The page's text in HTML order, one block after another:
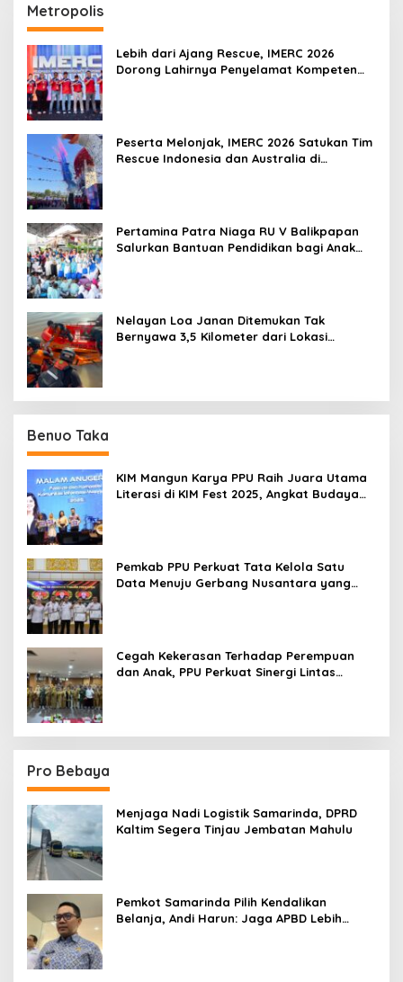
Metropolis
Lebih dari Ajang Rescue, IMERC 2026
Dorong Lahirnya Penyelamat Kompeten
Peserta Melonjak, IMERC 2026 Satukan Tim
Rescue Indonesia dan Australia di
Pertamina Patra Niaga RU V Balikpapan
Salurkan Bantuan Pendidikan bagi Anak
Nelayan Loa Janan Ditemukan Tak
Bernyawa 3,5 Kilometer dari Lokasi
Benuo Taka
KIM Mangun Karya PPU Raih Juara Utama
Literasi di KIM Fest 2025, Angkat Budaya
Pemkab PPU Perkuat Tata Kelola Satu
Data Menuju Gerbang Nusantara yang
Cegah Kekerasan Terhadap Perempuan
dan Anak, PPU Perkuat Sinergi Lintas
Pro Bebaya
Menjaga Nadi Logistik Samarinda, DPRD
Kaltim Segera Tinjau Jembatan Mahulu
Pemkot Samarinda Pilih Kendalikan
Belanja, Andi Harun: Jaga APBD Lebih